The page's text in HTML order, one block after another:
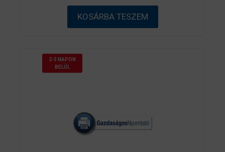
b
ő
l
KOSÁRBA TESZEM
2-3 NAPON
BELÜL